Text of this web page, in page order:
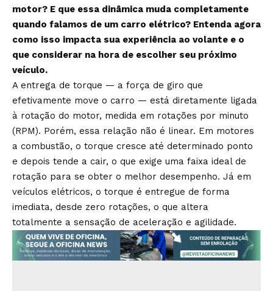
motor? E que essa dinâmica muda completamente
quando falamos de um carro elétrico? Entenda agora
como isso impacta sua experiência ao volante e o
que considerar na hora de escolher seu próximo
veículo.
A entrega de torque — a força de giro que
efetivamente move o carro — está diretamente ligada
à rotação do motor, medida em rotações por minuto
(RPM). Porém, essa relação não é linear. Em motores
a combustão, o torque cresce até determinado ponto
e depois tende a cair, o que exige uma faixa ideal de
rotação para se obter o melhor desempenho. Já em
veículos elétricos, o torque é entregue de forma
imediata, desde zero rotações, o que altera
totalmente a sensação de aceleração e agilidade.